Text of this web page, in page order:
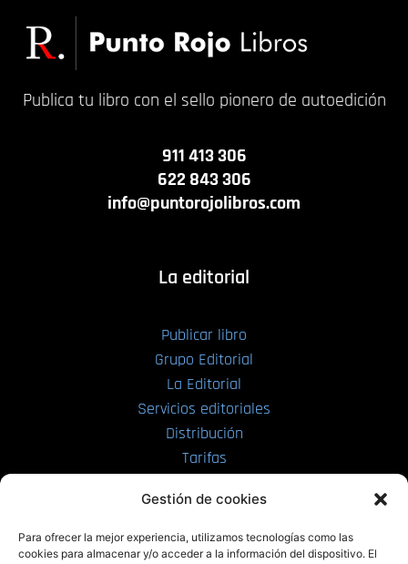
Gestión de cookies
Para ofrecer la mejor experiencia, utilizamos tecnologías como las
cookies para almacenar y/o acceder a la información del dispositivo. El
Publica tu libro con el sello pionero de autoedición
911 413 306
622 843 306
info@puntorojolibros.com
La editorial
Publicar libro
Grupo Editorial
La Editorial
Servicios editoriales
Distribución
Tarifas